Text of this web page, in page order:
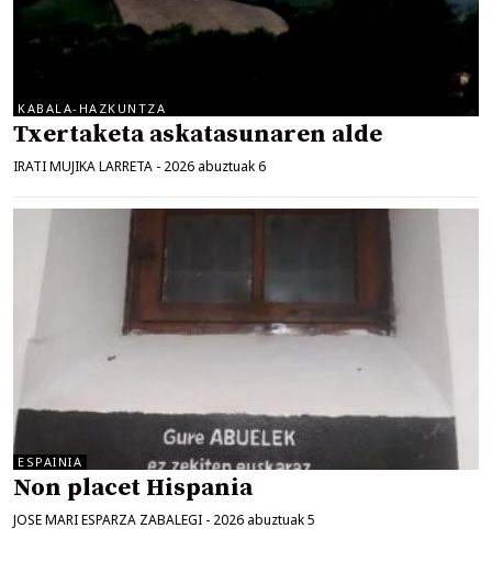
KABALA-HAZKUNTZA
Txertaketa askatasunaren alde
IRATI MUJIKA LARRETA - 2026 abuztuak 6
ESPAINIA
Non placet Hispania
JOSE MARI ESPARZA ZABALEGI - 2026 abuztuak 5